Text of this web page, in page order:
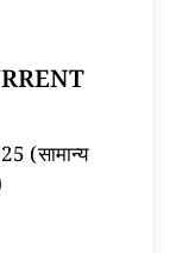
(सामान्य